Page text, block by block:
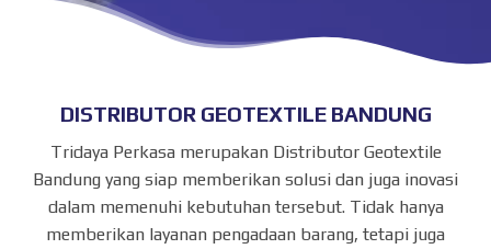
DISTRIBUTOR GEOTEXTILE BANDUNG
Tridaya Perkasa merupakan Distributor Geotextile
Bandung yang siap memberikan solusi dan juga inovasi
dalam memenuhi kebutuhan tersebut. Tidak hanya
memberikan layanan pengadaan barang, tetapi juga